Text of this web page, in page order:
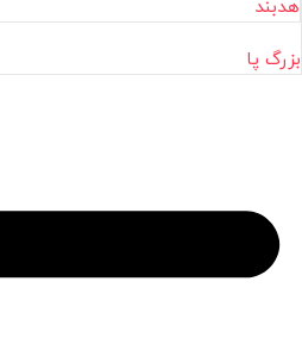
هدبند
بزرگ پا